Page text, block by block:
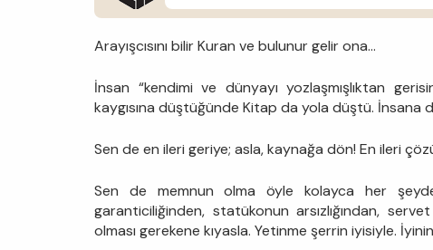
Arayışcısını bilir Kuran ve bulunur gelir ona…
İnsan “kendimi ve dünyayı yozlaşmışlıktan
kaygısına düştüğünde Kitap da yola düştü. İnsana
Sen de en ileri geriye; asla, kaynağa dön! En ileri
Sen de memnun olma öyle kolayca her
garanticiliğinden, statükonun arsızlığından,
olması gerekene kıyasla. Yetinme şerrin iyisiyle.